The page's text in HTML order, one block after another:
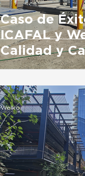
Caso de
ICAFAL y
Calidad y
Welko